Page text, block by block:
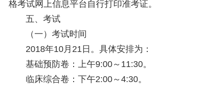
格考试网上信息平台自行打印准考证。
五、考试
（一）考试时间
2018年10月21日。具体安排为：
基础预防卷：上午9:00～11:30。
临床综合卷：下午2:00～4:30。